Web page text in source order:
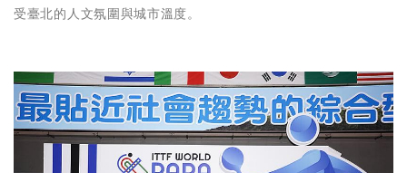
受臺北的人文氛圍與城市溫度。